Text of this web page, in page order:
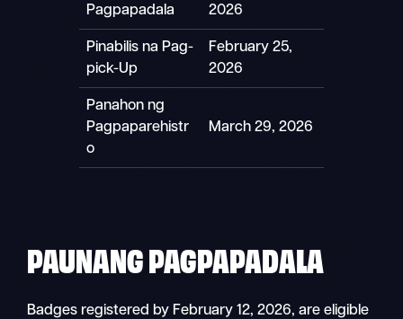
Pagpapadala
2026
Pinabilis na Pag-
pick-Up
February 25,
2026
Panahon ng
Pagpaparehistr
o
March 29, 2026
PAUNANG PAGPAPADALA
Badges registered by February 12, 2026, are eligible